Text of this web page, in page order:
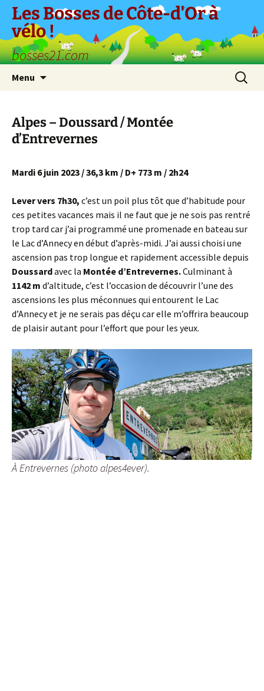
Aller
contenu
Les Bosses de Côte-d'Or à
vélo !
bosses21.com
Menu
Alpes – Doussard / Montée
d’Entrevernes
Mardi 6 juin 2023 / 36,3 km / D+ 773 m / 2h24
Lever vers 7h30, c’est un poil plus tôt que d’habitude pour
ces petites vacances mais il ne faut que je ne sois pas rentré
trop tard car j’ai programmé une promenade en bateau sur
le Lac d’Annecy en début d’après-midi. J’ai aussi choisi une
ascension pas trop longue et rapidement accessible depuis
Doussardavec la Montée d’Entrevernes.Culminant à
1142 m d’altitude, c’est l’occasion de découvrir l’une des
ascensions les plus méconnues qui entourent le Lac
d’Annecy et je ne serais pas déçu car elle m’offrira beaucoup
de plaisir autant pour l’effort que pour les yeux.
À Entrevernes (photo alpes4ever).